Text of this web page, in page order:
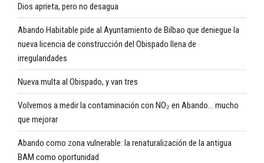
Dios aprieta, pero no desagua
Abando Habitable pide al Ayuntamiento de Bilbao que deniegue la
nueva licencia de construcción del Obispado llena de
irregularidades
Nueva multa al Obispado, y van tres
Volvemos a medir la contaminación con NO₂ en Abando… mucho
que mejorar
Abando como zona vulnerable: la renaturalización de la antigua
BAM como oportunidad